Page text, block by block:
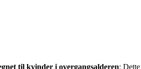
til kvinder i overgangsalderen: Dette